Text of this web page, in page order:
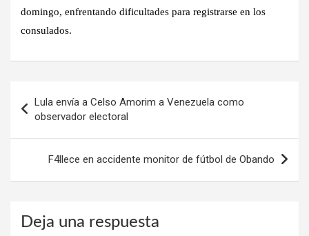
domingo, enfrentando dificultades para registrarse en los
consulados.
de
entradas
Lula envía a Celso Amorim a Venezuela como
observador electoral
F4llece en accidente monitor de fútbol de Obando
Deja una respuesta